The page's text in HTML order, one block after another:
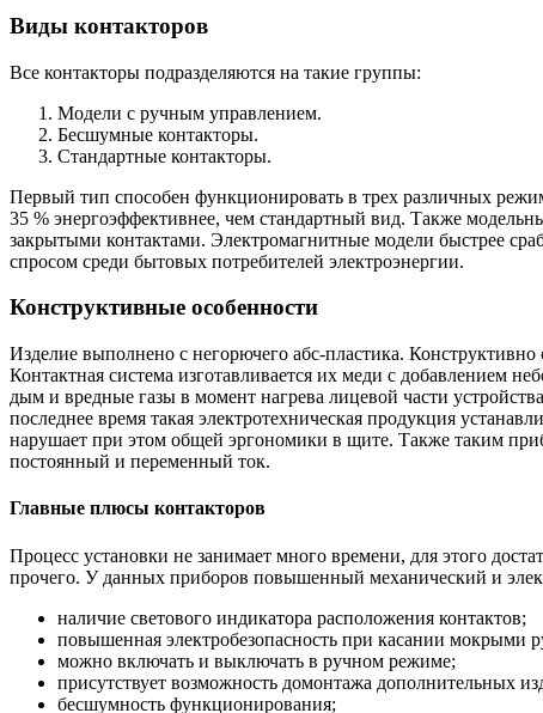
Виды контакторов
Все контакторы подразделяются на такие группы:
Модели с ручным управлением.
Бесшумные контакторы.
Стандартные контакторы.
Первый тип способен функционировать в трех различных
35 % энергоэффективнее, чем стандартный вид. Также
закрытыми контактами. Электромагнитные модели быстрее
спросом среди бытовых потребителей электроэнергии.
Конструктивные особенности
Изделие выполнено с негорючего абс-пластика.
Контактная система изготавливается их меди с добавлением
дым и вредные газы в момент нагрева лицевой части
последнее время такая электротехническая продукция
нарушает при этом общей эргономики в щите. Также таким
постоянный и переменный ток.
Главные плюсы контакторов
Процесс установки не занимает много времени, для этого
прочего. У данных приборов повышенный механический и
наличие светового индикатора расположения контактов;
повышенная электробезопасность при касании мокрыми
можно включать и выключать в ручном режиме;
присутствует возможность домонтажа дополнительных
бесшумность функционирования;